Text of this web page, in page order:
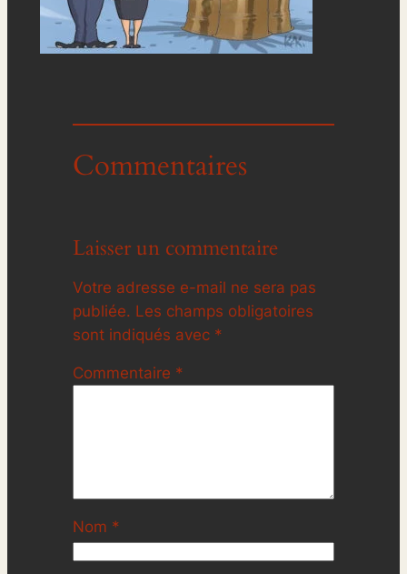
Commentaires
Laisser un commentaire
Votre adresse e-mail ne sera pas
publiée. Les champs obligatoires
sont indiqués avec *
Commentaire *
Nom *